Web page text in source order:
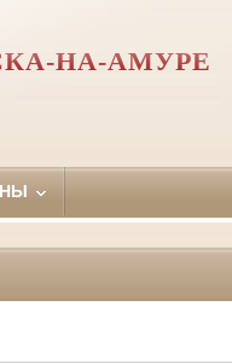
НА-АМУРЕ